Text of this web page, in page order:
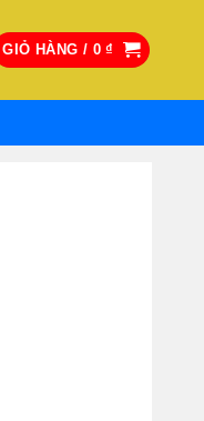
GIỎ HÀNG / 0₫